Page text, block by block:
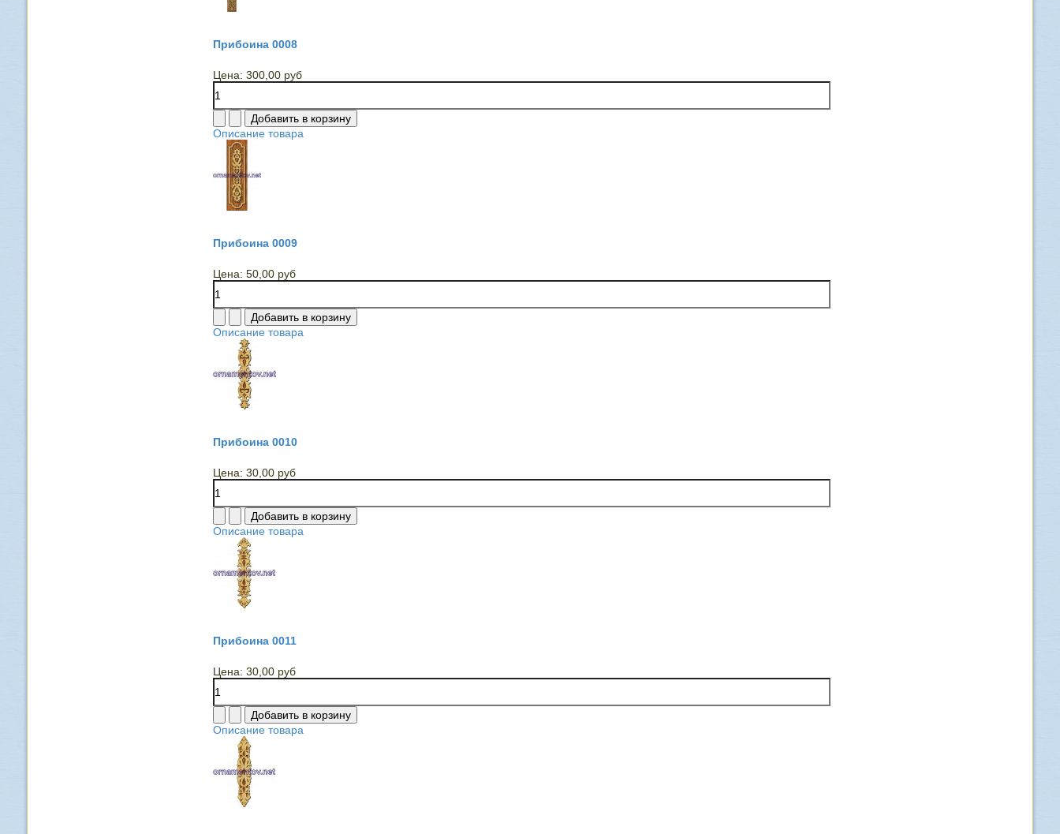
Прибоина 0008
Цена: 300,00 руб
Описание товара
Прибоина 0009
Цена: 50,00 руб
Описание товара
Прибоина 0010
Цена: 30,00 руб
Описание товара
Прибоина 0011
Цена: 30,00 руб
Описание товара